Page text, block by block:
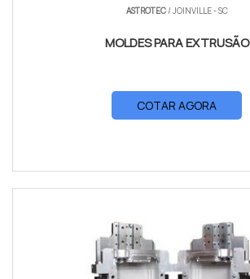
ASTROTEC/ JOINVILLE - SC
MOLDES PARA EXTRUSÃO
COTAR AGORA